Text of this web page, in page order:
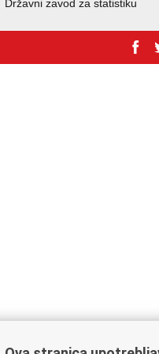
Državni zavod za statistiku